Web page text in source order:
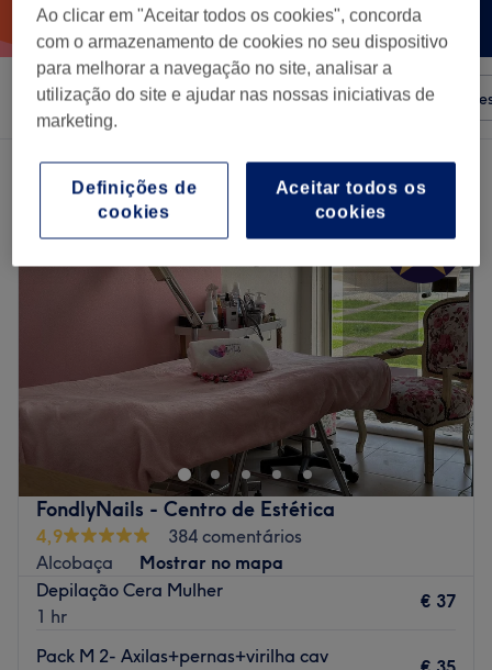
Ordenar por Qualquer preço Salões Ofertas
Um centro que oferece:depilação a cera mulher em Alcobaça
FondlyNails - Centro de Estética
4,9
384 comentários
Alcobaça
Mostrar no mapa
Depilação Cera Mulher
1 hr
€ 37
Pack M 2- Axilas+pernas+virilha cav
Ao clicar em "Aceitar todos os cookies", concorda
com o armazenamento de cookies no seu dispositivo
para melhorar a navegação no site, analisar a
utilização do site e ajudar nas nossas iniciativas de
marketing.
Aceitar todos os
cookies
Definições de
cookies